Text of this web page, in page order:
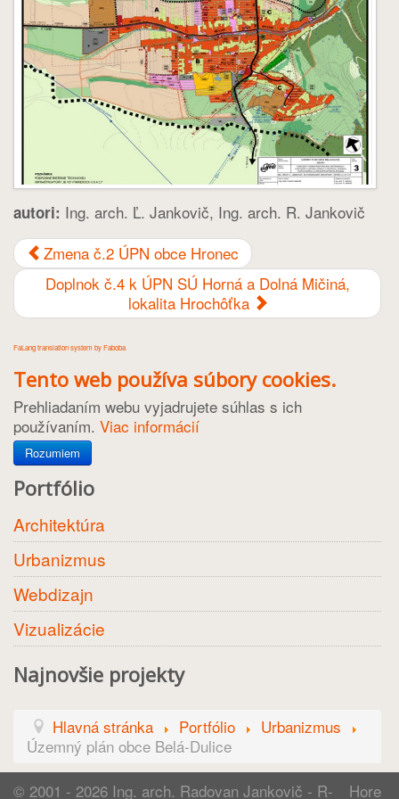
autori: Ing. arch. Ľ. Jankovič, Ing. arch. R. Jankovič
Zmena č.2 ÚPN obce Hronec
Doplnok č.4 k ÚPN SÚ Horná a Dolná Mičiná,
lokalita Hrochôťka
FaLang translation system by Faboba
Tento web používa súbory cookies.
Prehliadaním webu vyjadrujete súhlas s ich
používaním. Viac informácií
Rozumiem
Portfólio
Architektúra
Urbanizmus
Webdizajn
Vizualizácie
Najnovšie projekty
Hlavná stránka Portfólio
Urbanizmus
Územný plán obce Belá-Dulice
Hore
© 2001 - 2026 Ing. arch. Radovan Jankovič - R-